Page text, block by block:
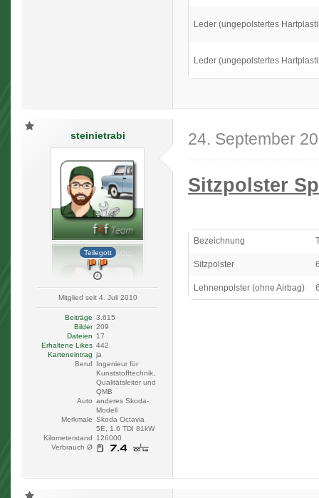
Leder (ungepolstertes
Leder (ungepolstertes
steinietrabi
Teilegott
Mitglied seit 4. Juli 2010
Beiträge 3.615
Bilder 209
Dateien
17
Erhaltene Likes 442
Karteneintrag ja
Beruf Ingenieur für
Kunststofftechnik,
Qualitätsleiter und
QMB
Auto anderes Skoda-
Modell
Merkmale Skoda Octavia
5E, 1.6 TDI 81kW
Kilometerstand
126000
Verbrauch Ø
24. September
Sitzpolster
Bezeichnung
Sitzpolster
Lehnenpolster (ohne Airbag)